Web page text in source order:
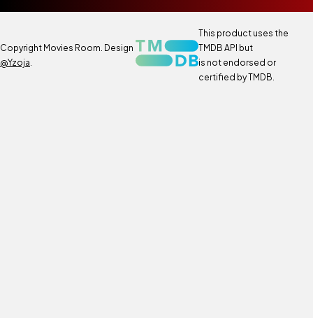
Copyright Movies Room. Design
@Yzoja.
This product uses the
TMDB API but
is not endorsed or
certified by TMDB.